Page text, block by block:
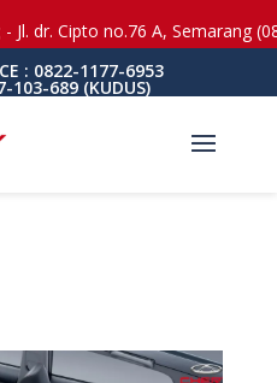
: 0822-1177-6953
103-689 (KUDUS)
dr. Cipto no.76 A, Semarang